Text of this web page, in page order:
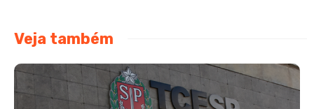
Veja também